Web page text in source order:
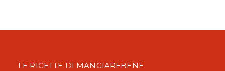
LE RICETTE DI MANGIAREBENE